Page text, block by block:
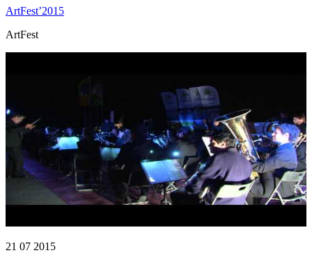
ArtFest’2015
ArtFest
21 07 2015